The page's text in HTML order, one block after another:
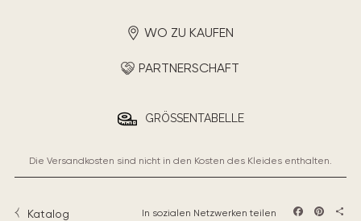
WO ZU KAUFEN
PARTNERSCHAFT
GRÖSSENTABELLE
Die Versandkosten sind nicht in den Kosten des Kleides enthalten.
Katalog In sozialen Netzwerken teilen